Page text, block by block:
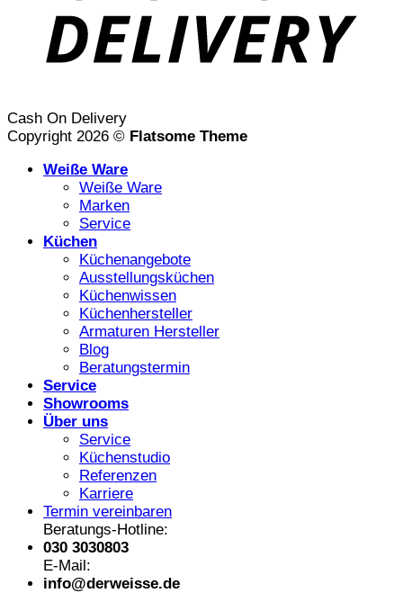
Cash On Delivery
Copyright 2026 © Flatsome Theme
Weiße Ware
Weiße Ware
Marken
Service
Küchen
Küchenangebote
Ausstellungsküchen
Küchenwissen
Küchenhersteller
Armaturen Hersteller
Blog
Beratungstermin
Service
Showrooms
Über uns
Service
Küchenstudio
Referenzen
Karriere
Termin vereinbaren
Beratungs-Hotline:
030 3030803
E-Mail:
info@derweisse.de